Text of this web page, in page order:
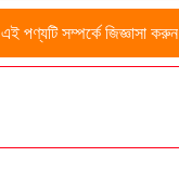
এই পণ্যটি সম্পর্কে জিজ্ঞাসা করুন